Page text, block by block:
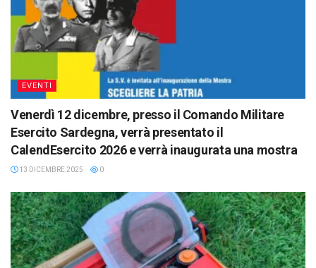
EVENTI
Venerdì 12 dicembre, presso il Comando Militare
Esercito Sardegna, verrà presentato il
CalendEsercito 2026 e verrà inaugurata una mostra
13 DICEMBRE 2025 0